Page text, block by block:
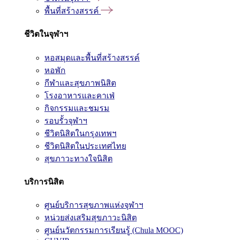
พื้นที่สร้างสรรค์
ชีวิตในจุฬาฯ
หอสมุดและพื้นที่สร้างสรรค์
หอพัก
กีฬาและสุขภาพนิสิต
โรงอาหารและคาเฟ่
กิจกรรมและชมรม
รอบรั้วจุฬาฯ
ชีวิตนิสิตในกรุงเทพฯ
ชีวิตนิสิตในประเทศไทย
สุขภาวะทางใจนิสิต
บริการนิสิต
ศูนย์บริการสุขภาพแห่งจุฬาฯ
หน่วยส่งเสริมสุขภาวะนิสิต
ศูนย์นวัตกรรมการเรียนรู้ (Chula MOOC)